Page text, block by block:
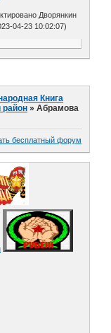
Дворянкин
04-23 10:02:07)
Книга
район »Абрамова
бесплатный форум